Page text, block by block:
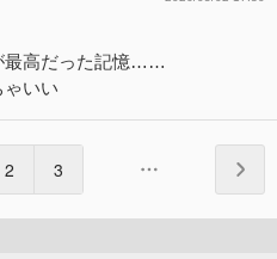
最高だった記憶……
いい
2 3